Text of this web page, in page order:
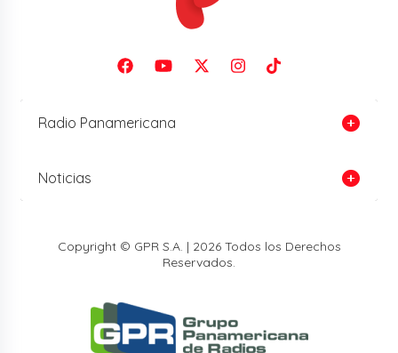
Radio Panamericana
Noticias
Copyright © GPR S.A. | 2026 Todos los Derechos
Reservados.